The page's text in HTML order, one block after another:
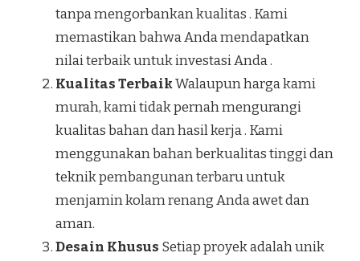
tanpa mengorbankan kualitas . Kami
memastikan bahwa Anda mendapatkan
nilai terbaik untuk investasi Anda .
Kualitas TerbaikWalaupun harga kami
murah, kami tidak pernah mengurangi
kualitas bahan dan hasil kerja . Kami
menggunakan bahan berkualitas tinggi dan
teknik pembangunan terbaru untuk
menjamin kolam renang Anda awet dan
aman.
Desain Khusus Setiap proyek adalah unik